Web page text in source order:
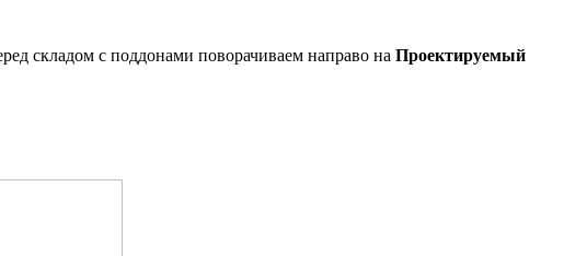
складом с поддонами поворачиваем направо на Проектируемый